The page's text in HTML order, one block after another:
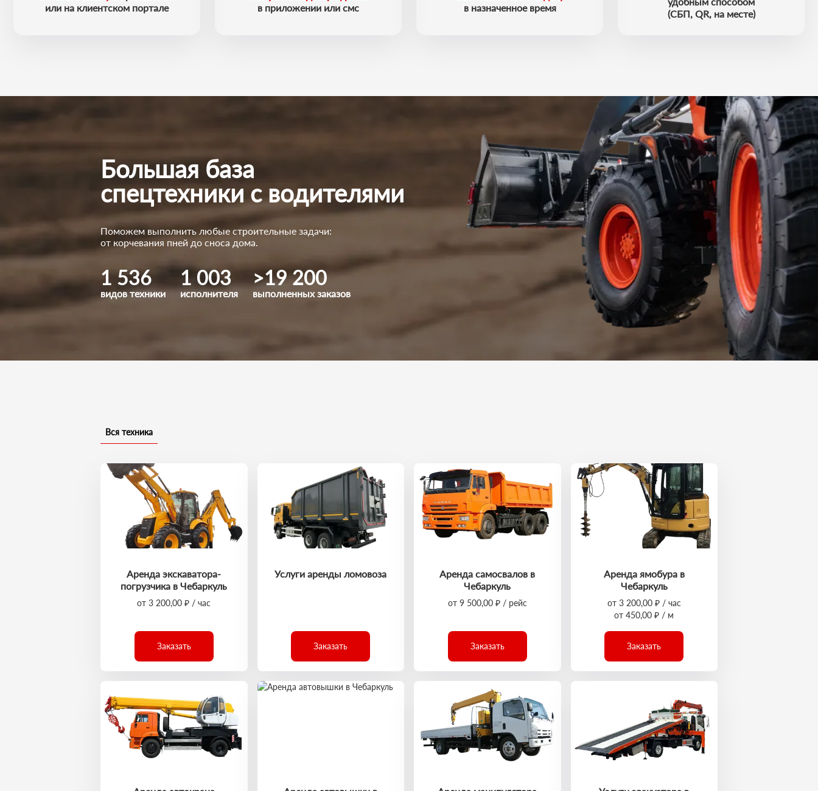
или на клиентском портале
в приложении или смс
в назначенное время
(СБП, QR, на месте)
Большая база
спецтехники с водителями
Поможем выполнить любые строительные задачи:
от корчевания пней до сноса дома.
1 536
видов техники
1 003
исполнителя
>19 200
выполненных заказов
Вся техника
Аренда экскаватора-
погрузчика в Чебаркуль
от 3 200,00 ₽ / час
Заказать
Услуги аренды ломовоза
Заказать
Аренда самосвалов в
Чебаркуль
от 9 500,00 ₽ / рейс
Заказать
Аренда ямобура в
Чебаркуль
от 3 200,00 ₽ / час
от 450,00 ₽ / м
Заказать